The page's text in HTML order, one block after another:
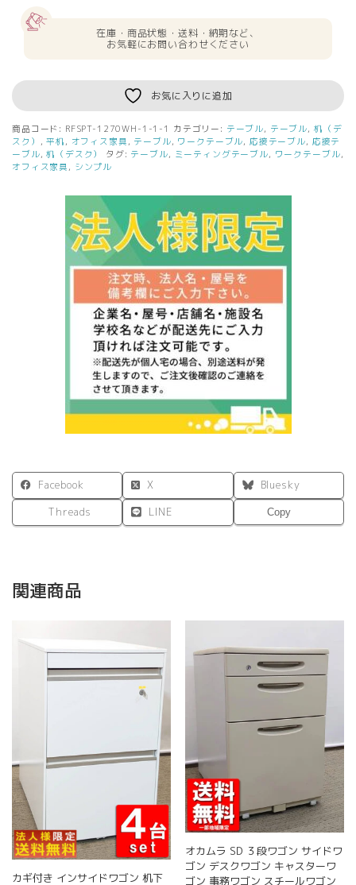
デ
ィ
RF
シ
ン
在庫・商品状態・送料・納期など、
お気軽にお問い合わせください
お気に入りに追加
商品コード: RFSPT-1270WH-1-1-1 カテゴリー: テーブル, テーブル, 机（デ
スク） ,平机 , オフィス家具 , テーブル, ワークテーブル, 応接テーブル, 応接テ
ーブル,机（デスク） タグ: テーブル, ミーティングテーブル, ワークテーブル,
オフィス家具 , シンプル
Facebook X
Bluesky
Threads
LINE Copy
関連商品
カギ付き インサイドワゴン 机下
オカムラ SD ３段ワゴン サイドワ
ゴン デスクワゴン キャスターワ
ゴン 事務ワゴン スチールワゴン